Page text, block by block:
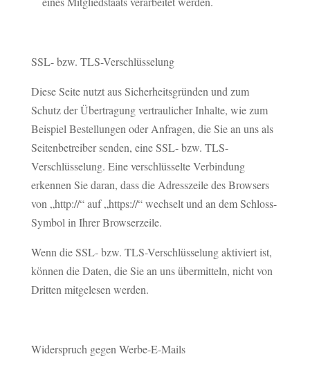
SSL- bzw. TLS-Verschlüsselung
Diese Seite nutzt aus Sicherheitsgründen und zum
Schutz der Übertragung vertraulicher Inhalte, wie zum
Beispiel Bestellungen oder Anfragen, die Sie an uns als
Seitenbetreiber senden, eine SSL- bzw. TLS-
Verschlüsselung. Eine verschlüsselte Verbindung
erkennen Sie daran, dass die Adresszeile des Browsers
von „http://“ auf „https://“ wechselt und an dem Schloss-
Symbol in Ihrer Browserzeile.
Wenn die SSL- bzw. TLS-Verschlüsselung aktiviert ist,
können die Daten, die Sie an uns übermitteln, nicht von
Dritten mitgelesen werden.
Widerspruch gegen Werbe-E-Mails